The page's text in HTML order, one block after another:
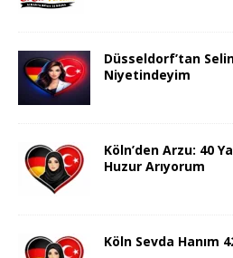
Düsseldorf’tan
Niyetindeyim
Köln’den Arzu: 40
Huzur Arıyorum
Köln Sevda Hanım